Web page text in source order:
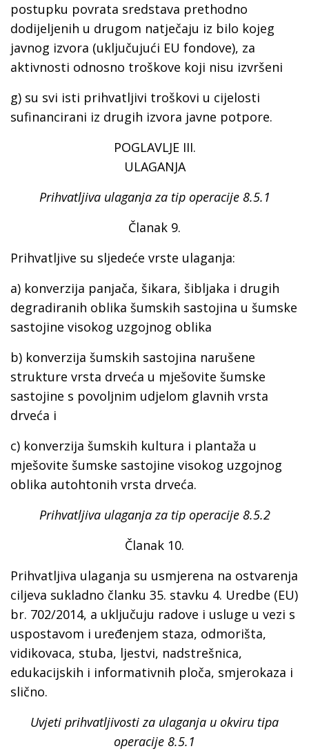
postupku povrata sredstava prethodno
dodijeljenih u drugom natječaju iz bilo kojeg
javnog izvora (uključujući EU fondove), za
aktivnosti odnosno troškove koji nisu izvršeni
g) su svi isti prihvatljivi troškovi u cijelosti
sufinancirani iz drugih izvora javne potpore.
POGLAVLJE III.
ULAGANJA
Prihvatljiva ulaganja za tip operacije 8.5.1
Članak 9.
Prihvatljive su sljedeće vrste ulaganja:
a) konverzija panjača, šikara, šibljaka i drugih
degradiranih oblika šumskih sastojina u šumske
sastojine visokog uzgojnog oblika
b) konverzija šumskih sastojina narušene
strukture vrsta drveća u mješovite šumske
sastojine s povoljnim udjelom glavnih vrsta
drveća i
c) konverzija šumskih kultura i plantaža u
mješovite šumske sastojine visokog uzgojnog
oblika autohtonih vrsta drveća.
Prihvatljiva ulaganja za tip operacije 8.5.2
Članak 10.
Prihvatljiva ulaganja su usmjerena na ostvarenja
ciljeva sukladno članku 35. stavku 4. Uredbe (EU)
br. 702/2014, a uključuju radove i usluge u vezi s
uspostavom i uređenjem staza, odmorišta,
vidikovaca, stuba, ljestvi, nadstrešnica,
edukacijskih i informativnih ploča, smjerokaza i
slično.
Uvjeti prihvatljivosti za ulaganja u okviru tipa
operacije 8.5.1